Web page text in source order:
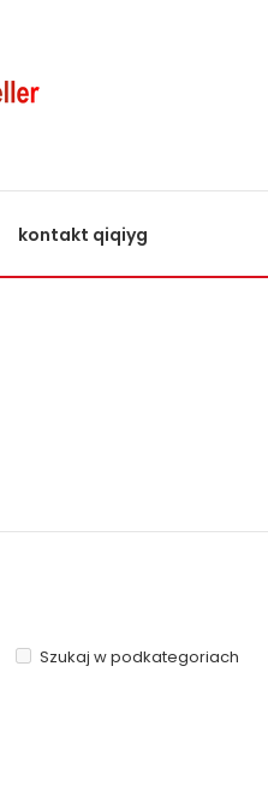
kontakt qiqiyg
Szukaj w podkategoriach